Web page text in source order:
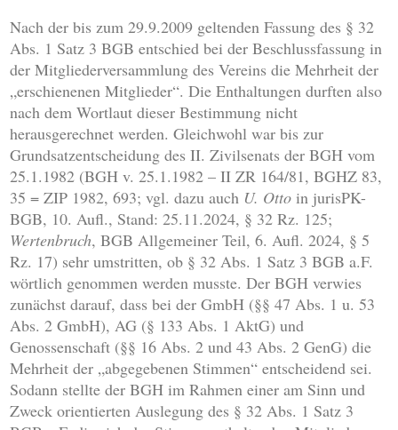
Nach der bis zum 29.9.2009 geltenden Fassung des § 32
Abs. 1 Satz 3 BGB entschied bei der Beschlussfassung in
der Mitgliederversammlung des Vereins die Mehrheit der
„erschienenen Mitglieder“. Die Enthaltungen durften also
nach dem Wortlaut dieser Bestimmung nicht
herausgerechnet werden. Gleichwohl war bis zur
Grundsatzentscheidung des II. Zivilsenats der BGH vom
25.1.1982 (BGH v. 25.1.1982 – II ZR 164/81, BGHZ 83,
35 = ZIP 1982, 693; vgl. dazu auch U. Otto in jurisPK-
BGB, 10. Aufl., Stand: 25.11.2024, § 32 Rz. 125;
Wertenbruch, BGB Allgemeiner Teil, 6. Aufl. 2024, § 5
Rz. 17) sehr umstritten, ob § 32 Abs. 1 Satz 3 BGB a.F.
wörtlich genommen werden musste. Der BGH verwies
zunächst darauf, dass bei der GmbH (§§ 47 Abs. 1 u. 53
Abs. 2 GmbH), AG (§ 133 Abs. 1 AktG) und
Genossenschaft (§§ 16 Abs. 2 und 43 Abs. 2 GenG) die
Mehrheit der „abgegebenen Stimmen“ entscheidend sei.
Sodann stellte der BGH im Rahmen einer am Sinn und
Zweck orientierten Auslegung des § 32 Abs. 1 Satz 3